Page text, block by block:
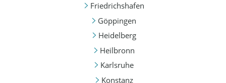
Friedrichshafen
Göppingen
Heidelberg
Heilbronn
Karlsruhe
Konstanz